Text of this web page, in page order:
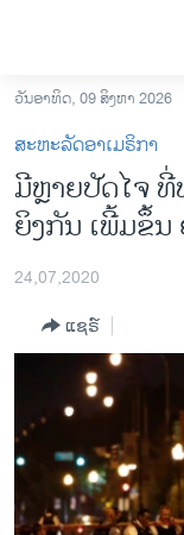
ເຂົ້າ
ຫາ
ຂ້າມ
ຂ້າມ
ຂ້າມ
ຫາ
ລາວ
ອາເມຣິກາ
ການເລືອກຕັ້ງ ປະທາ
ຂ່າວ​ຈີນ
ໂລກ
ອິດສະຫຼະພາບດ້ານກ
ຊີວິດຊາວລາວ
ຊຸມຊົນຊາວລາວ
ວັນອາທິດ, 09 ສິງຫາ 2026
ສະຫະລັດອາເມຣິກາ
ມີຫຼາຍປັດໄຈ
ຍິງກັນ ເພີ້ມຂຶ້
24,07,2020
ແຊຣ໌